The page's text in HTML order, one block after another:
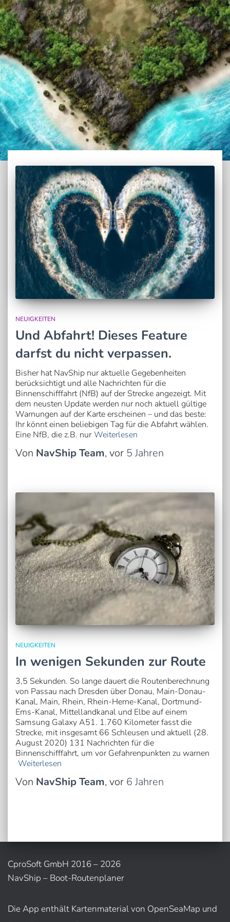
NEUIGKEITEN
Und Abfahrt! Dieses Feature
darfst du nicht verpassen.
Bisher hat NavShip nur aktuelle Gegebenheiten
berücksichtigt und alle Nachrichten für die
Binnenschifffahrt (NfB) auf der Strecke angezeigt. Mit
dem neusten Update werden nur noch aktuell gültige
Warnungen auf der Karte erscheinen – und das beste:
Ihr könnt einen beliebigen Tag für die Abfahrt wählen.
Eine NfB, die z.B. nur Weiterlesen
Von NavShip Team, vor 5 Jahren
NEUIGKEITEN
In wenigen Sekunden zur Route
3,5 Sekunden. So lange dauert die Routenberechnung
von Passau nach Dresden über Donau, Main-Donau-
Kanal, Main, Rhein, Rhein-Herne-Kanal, Dortmund-
Ems-Kanal, Mittellandkanal und Elbe auf einem
Samsung Galaxy A51. 1.760 Kilometer fasst die
Strecke, mit insgesamt 66 Schleusen und aktuell (28.
August 2020) 131 Nachrichten für die
Binnenschifffahrt, um vor Gefahrenpunkten zu warnen
Weiterlesen
Von NavShip Team, vor 6 Jahren
CproSoft GmbH 2016 – 2026
NavShip – Boot-Routenplaner
Die App enthält Kartenmaterial von OpenSeaMap und